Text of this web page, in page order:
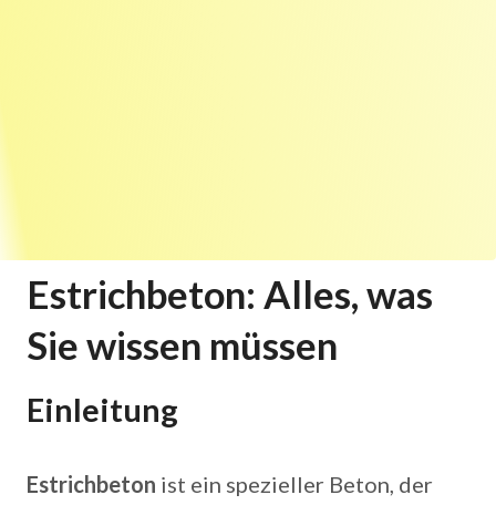
Estrichbeton: Alles, was
Sie wissen müssen
Einleitung
Estrichbeton ist ein spezieller Beton, der